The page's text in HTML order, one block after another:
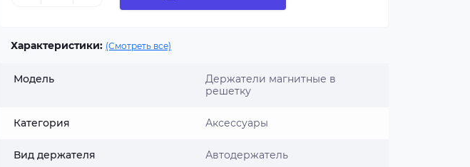
Характеристики: (Смотреть все)
Модель
Держатели магнитные в
решетку
Категория Аксессуары
Вид держателя Автодержатель